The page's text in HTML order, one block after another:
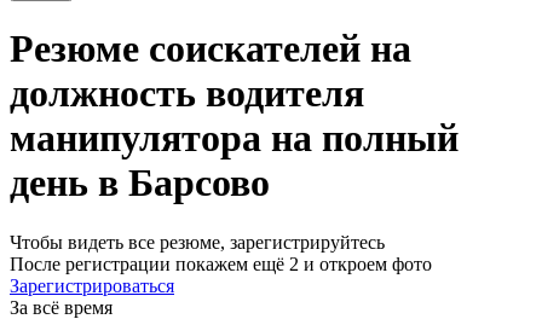
Резюме соискателей на
должность водителя
манипулятора на полный
день в Барсово
Чтобы видеть все резюме, зарегистрируйтесь
После регистрации покажем ещё 2 и откроем фото
Зарегистрироваться
За всё время